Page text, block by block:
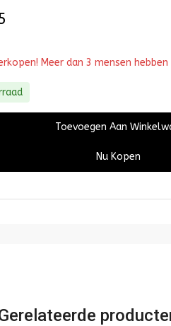
Meer dan 3 mensen
Toevoegen Aan
Nu Kopen